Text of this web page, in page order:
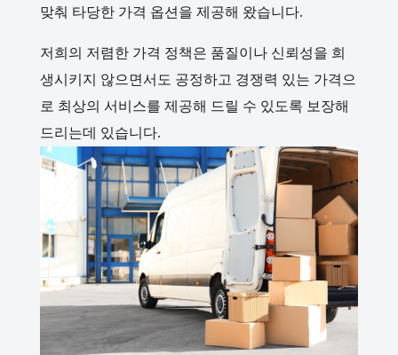
맞춰 타당한 가격 옵션을 제공해 왔습니다.
저희의 저렴한 가격 정책은 품질이나 신뢰성을 희
생시키지 않으면서도 공정하고 경쟁력 있는 가격으
로 최상의 서비스를 제공해 드릴 수 있도록 보장해
드리는데 있습니다.